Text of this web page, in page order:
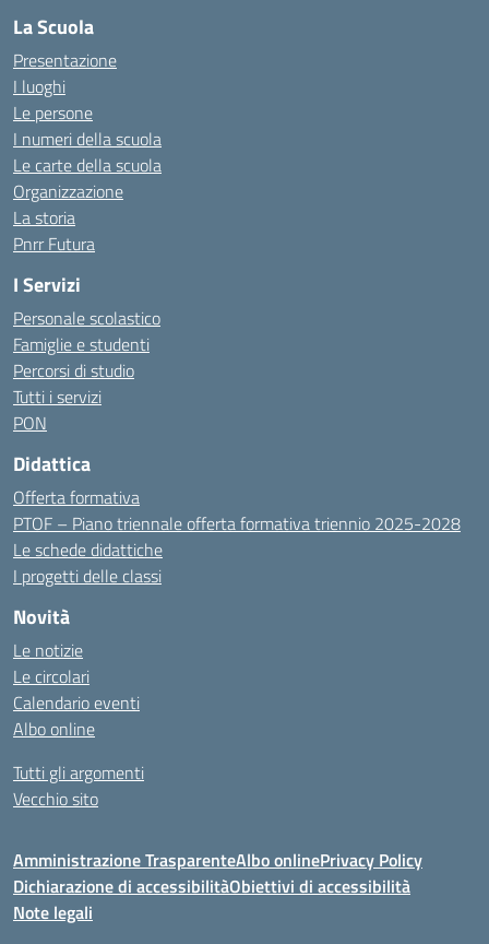
La Scuola
Presentazione
I luoghi
Le persone
I numeri della scuola
Le carte della scuola
Organizzazione
La storia
Pnrr Futura
I Servizi
Personale scolastico
Famiglie e studenti
Percorsi di studio
Tutti i servizi
PON
Didattica
Offerta formativa
PTOF – Piano triennale offerta formativa triennio 2025-2028
Le schede didattiche
I progetti delle classi
Novità
Le notizie
Le circolari
Calendario eventi
Albo online
Tutti gli argomenti
Vecchio sito
Amministrazione TrasparenteAlbo onlinePrivacy Policy
Dichiarazione di accessibilitàObiettivi di accessibilità
Note legali